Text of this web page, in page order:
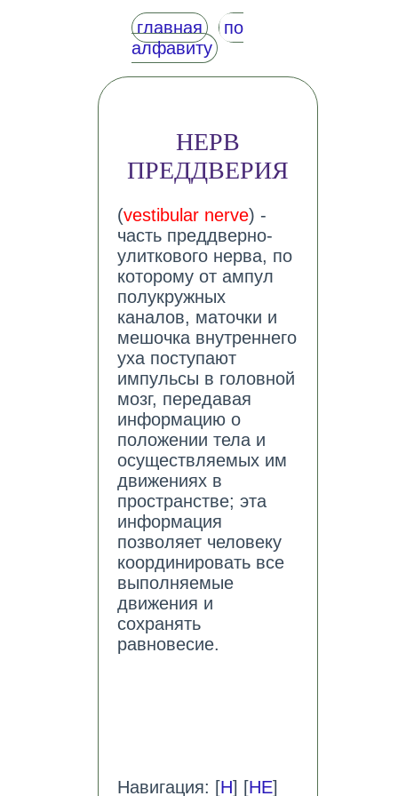
главная
по
алфавиту
НЕРВ
ПРЕДДВЕРИЯ
(vestibular nerve) -
часть преддверно-
улиткового нерва, по
которому от ампул
полукружных
каналов, маточки и
мешочка внутреннего
уха поступают
импульсы в головной
мозг, передавая
информацию о
положении тела и
осуществляемых им
движениях в
пространстве; эта
информация
позволяет человеку
координировать все
выполняемые
движения и
сохранять
равновесие.
Навигация: [Н] [НЕ]